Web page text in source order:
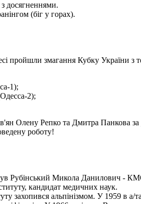
з досягненнями.
(біг у горах).
пройшли змагання Кубку України з
1);
2);
Олену Репко та Дмитра Панкова за
роботу!
Рубінський Микола Данилович - КМС
кандидат медичних наук.
захопився альпінізмом. У